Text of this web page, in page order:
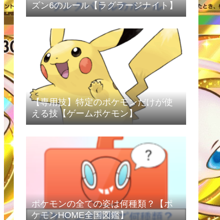
ズン6のルール【ラグラージナイト】
【専用技】特定のポケモンだけが使
える技【ゲームポケモン】
ポケモンの全ての姿は何種類？【ポ
ケモンHOME全国図鑑】